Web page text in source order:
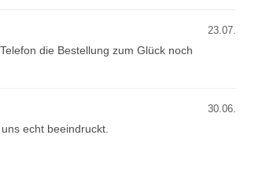
23.07.
die Bestellung zum Glück noch
30.06.
echt beeindruckt.